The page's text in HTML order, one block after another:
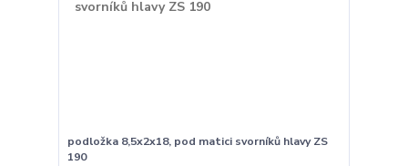
podložka 8,5x2x18, pod matici svorníků hlavy ZS
190